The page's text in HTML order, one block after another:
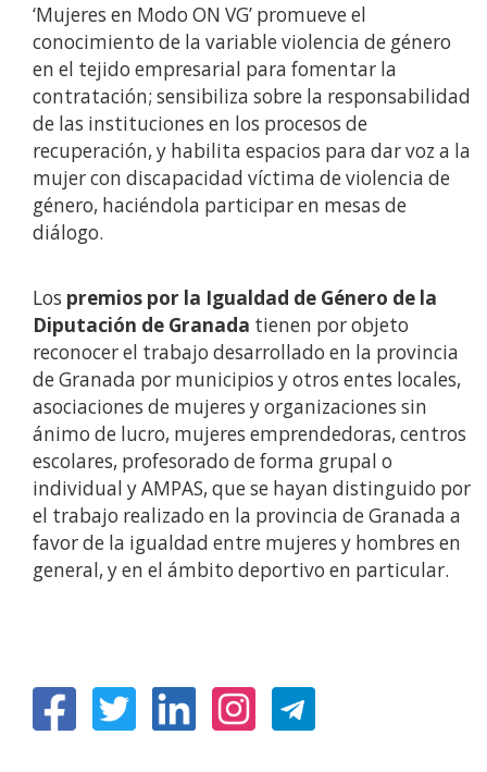
‘Mujeres en Modo ON VG’ promueve el
conocimiento de la variable violencia de género
en el tejido empresarial para fomentar la
contratación; sensibiliza sobre la responsabilidad
de las instituciones en los procesos de
recuperación, y habilita espacios para dar voz a la
mujer con discapacidad víctima de violencia de
género, haciéndola participar en mesas de
diálogo.
Los premios por la Igualdad de Género de la
Diputación de Granada tienen por objeto
reconocer el trabajo desarrollado en la provincia
de Granada por municipios y otros entes locales,
asociaciones de mujeres y organizaciones sin
ánimo de lucro, mujeres emprendedoras, centros
escolares, profesorado de forma grupal o
individual y AMPAS, que se hayan distinguido por
el trabajo realizado en la provincia de Granada a
favor de la igualdad entre mujeres y hombres en
general, y en el ámbito deportivo en particular.